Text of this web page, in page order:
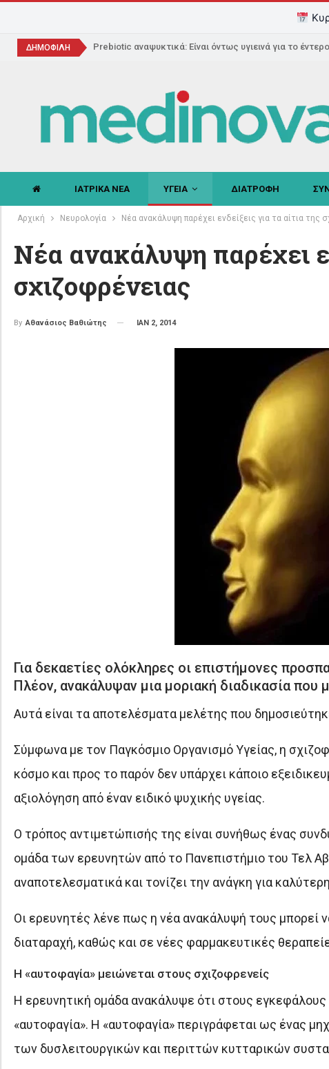
ΔΗΜΟΦΙΛΗ Prebiotic αναψυκτικά: Είναι όντως υγιεινά για το
ΙΑΤΡΙΚΑ ΝΕΑ ΥΓΕΙΑ ΔΙΑΤΡΟΦΗ
Αρχική Νευρολογία Nέα ανακάλυψη παρέχει ενδείξεις για τα αίτια της
Nέα ανακάλυψη παρέχει
σχιζοφρένειας
By Αθανάσιος Βαθιώτης ΙΑΝ 2, 2014
Για δεκαετίες ολόκληρες οι επιστήμονες
Πλέον, ανακάλυψαν μια μοριακή διαδικασία που
Αυτά είναι τα αποτελέσματα μελέτης που
Σύμφωνα με τον Παγκόσμιο Οργανισμό Υγείας, η
κόσμο και προς το παρόν δεν υπάρχει κάποιο
αξιολόγηση από έναν ειδικό ψυχικής υγείας.
Ο τρόπος αντιμετώπισής της είναι συνήθως ένας
ομάδα των ερευνητών από το Πανεπιστήμιο του Τελ
αναποτελεσματικά και τονίζει την ανάγκη για
Οι ερευνητές λένε πως η νέα ανακάλυψή τους μπορεί
διαταραχή, καθώς και σε νέες φαρμακευτικές
Η «αυτοφαγία» μειώνεται στους σχιζοφρενείς
Η ερευνητική ομάδα ανακάλυψε ότι στους
«αυτοφαγία». Η «αυτοφαγία» περιγράφεται ως ένας
των δυσλειτουργικών και περιττών κυτταρικών